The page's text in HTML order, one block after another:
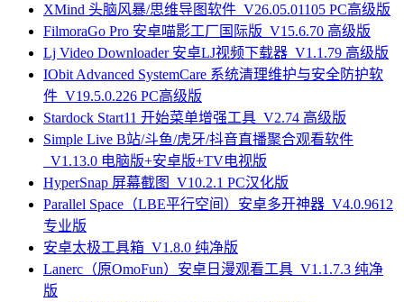
XMind 头脑风暴/思维导图软件_V26.05.01105 PC高级版
FilmoraGo Pro 安卓喵影工厂国际版_V15.6.70 高级版
Lj Video Downloader 安卓LJ视频下载器_V1.1.79 高级版
IObit Advanced SystemCare 系统清理维护与安全防护软
件_V19.5.0.226 PC高级版
Stardock Start11 开始菜单增强工具_V2.74 高级版
Simple Live B站/斗鱼/虎牙/抖音直播聚合观看软件
_V1.13.0 电脑版+安卓版+TV电视版
HyperSnap 屏幕截图_V10.2.1 PC汉化版
Parallel Space（LBE平行空间）安卓多开神器_V4.0.9612
专业版
安卓太极工具箱_V1.8.0 纯净版
Lanerc（原OmoFun）安卓日漫观看工具_V1.1.7.3 纯净
版